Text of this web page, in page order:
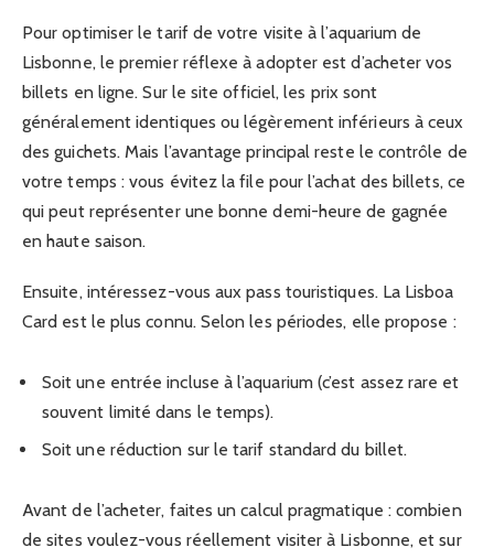
Pour optimiser le tarif de votre visite à l’aquarium de
Lisbonne, le premier réflexe à adopter est d’acheter vos
billets en ligne. Sur le site officiel, les prix sont
généralement identiques ou légèrement inférieurs à ceux
des guichets. Mais l’avantage principal reste le contrôle de
votre temps : vous évitez la file pour l’achat des billets, ce
qui peut représenter une bonne demi-heure de gagnée
en haute saison.
Ensuite, intéressez-vous aux pass touristiques. La Lisboa
Card est le plus connu. Selon les périodes, elle propose :
Soit une entrée incluse à l’aquarium (c’est assez rare et
souvent limité dans le temps).
Soit une réduction sur le tarif standard du billet.
Avant de l’acheter, faites un calcul pragmatique : combien
de sites voulez-vous réellement visiter à Lisbonne, et sur